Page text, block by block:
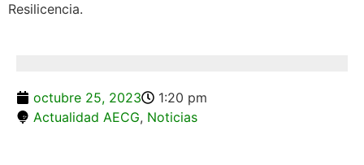
Resilicencia.
octubre 25, 2023
1:20 pm
Actualidad AECG, Noticias